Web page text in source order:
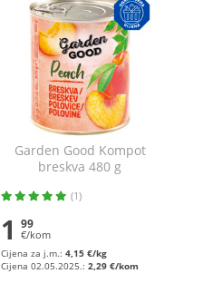
Garden Good Kompot
breskva 480 g
(1)
1 99
€/kom
Cijena za j.m.: 4,15 €/kg
Cijena 02.05.2025.: 2,29 €/kom